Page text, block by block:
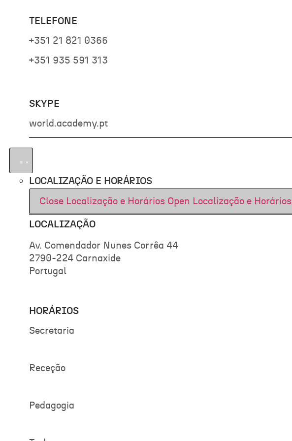
TELEFONE
+351 21 821 0366
+351 935 591 313
SKYPE
world.academy.pt
LOCALIZAÇÃO E HORÁRIOS
Close Localização e Horários Open Localização e Horários
LOCALIZAÇÃO
Av. Comendador Nunes Corrêa 44
2790-224 Carnaxide
Portugal
HORÁRIOS
Secretaria
Receção
Pedagogia